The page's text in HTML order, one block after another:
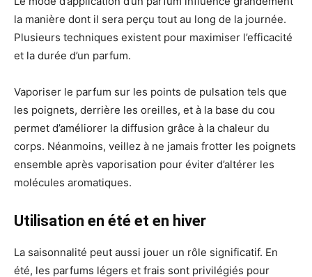
la manière dont il sera perçu tout au long de la journée.
Plusieurs techniques existent pour maximiser l’efficacité
et la durée d’un parfum.
Vaporiser le parfum sur les points de pulsation tels que
les poignets, derrière les oreilles, et à la base du cou
permet d’améliorer la diffusion grâce à la chaleur du
corps. Néanmoins, veillez à ne jamais frotter les poignets
ensemble après vaporisation pour éviter d’altérer les
molécules aromatiques.
Utilisation en été et en hiver
La saisonnalité peut aussi jouer un rôle significatif. En
été, les parfums légers et frais sont privilégiés pour